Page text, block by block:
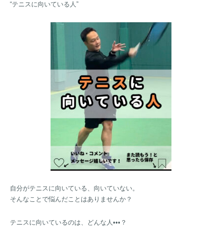
“テニスに向いている人”
自分がテニスに向いている、向いていない。
そんなことで悩んだことはありませんか？
テニスに向いているのは、どんな人•••？